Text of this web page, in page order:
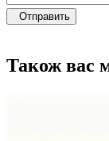
Отправить
Також вас